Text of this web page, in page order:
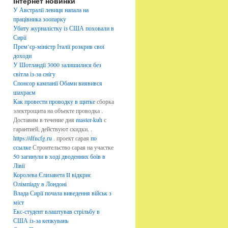
р
и
к
и
У Австралії левиця напала на
працівника зоопарку
Убиту журналістку із США поховали в
Сирії
Прем’єр-міністр Італії розкрив свої
доходи
У Шотландії 3000 залишилися без
світла із-за снігу
Спонсор кампанії Обами виявився
шахраєм
Как провести проводку в щиткесборка
электрощита на объекте проводка .
Доставим в течение дня master-kuhс
гарантией, действуют скидки. .
https://dfncfg.ru . проект сарая по
ссылкеСтроительство сарая на участке
50 загинули в ході дводенних боїв в
Лівії
Королева Єлизавета II відкриє
Олімпіаду в Лондоні
Влада Сирії почала виведення військ з
міст
Екс-студент влаштував стрільбу в
США із-за кепкувань